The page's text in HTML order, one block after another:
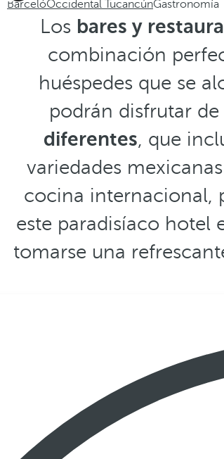
BarcelóOccidental TucancúnGastronomía
Los bares y
combinación
huéspedes que se
podrán disfrutar
diferentes, que
variedades
cocina internacional,
este paradisíaco hotel
tomarse una